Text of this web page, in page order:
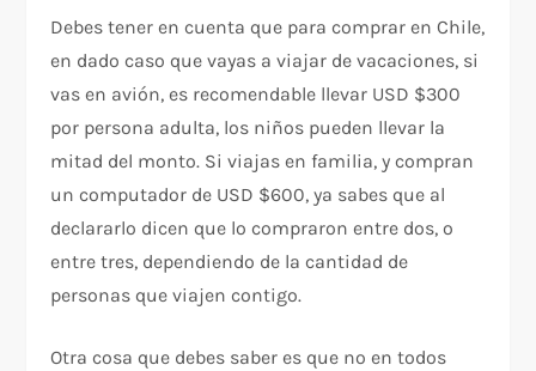
Debes tener en cuenta que para comprar en Chile,
en dado caso que vayas a viajar de vacaciones, si
vas en avión, es recomendable llevar USD $300
por persona adulta, los niños pueden llevar la
mitad del monto. Si viajas en familia, y compran
un computador de USD $600, ya sabes que al
declararlo dicen que lo compraron entre dos, o
entre tres, dependiendo de la cantidad de
personas que viajen contigo.
Otra cosa que debes saber es que no en todos